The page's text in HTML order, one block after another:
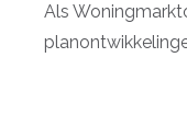
Als